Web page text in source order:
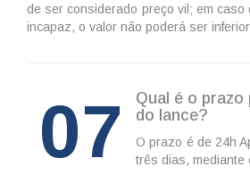
de ser considerado preço vil; em caso
incapaz, o valor não poderá ser
07
Qual é o
do lance?
O prazo é de 24h
três dias, mediante